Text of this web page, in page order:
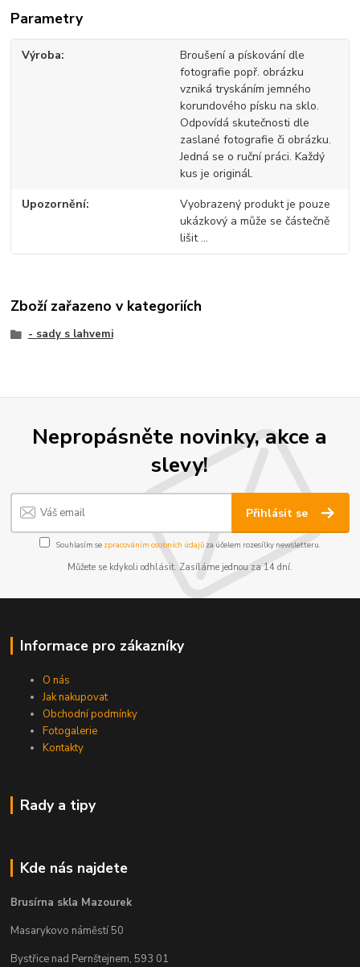
Parametry
Výroba
Broušení a pískování dle
fotografie popř. obrázku
vzniká tryskáním jemného
korundového písku na sklo.
Odpovídá skutečnosti dle
zaslané fotografie či obrázku.
Jedná se o ruční práci. Každý
kus je originál.
Upozornění
Vyobrazený produkt je pouze
ukázkový a může se částečně
lišit ...
Zboží zařazeno v kategoriích
- sady s lahvemi
Nepropásněte novinky, akce a
slevy!
Přihlásit se
Souhlasím se zpracováním osobních údajů za účelem rozesílky newsletteru.
Můžete se kdykoli odhlásit. Zasíláme jednou za 14 dní.
Informace pro zákazníky
O nás
Jak nakupovat
Obchodní podmínky
Fotogalerie
Kontakty
Rady a tipy
Kde nás najdete
Brusírna skla Mazourek
Masarykovo náměstí 50
Bystřice nad Pernštejnem, 593 01